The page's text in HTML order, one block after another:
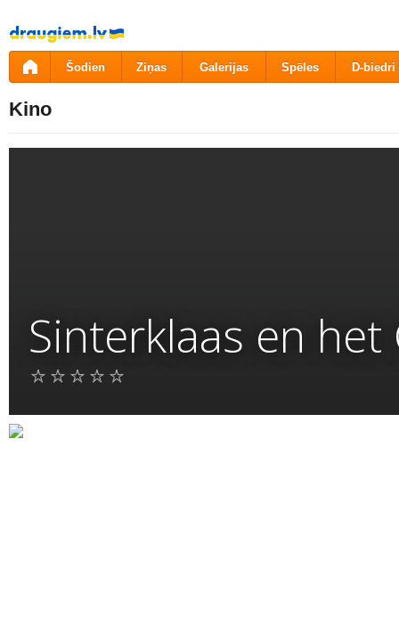
Pāriet
uz
saturu
Šodien Ziņas Galerijas Spēles D-biedri
Kino
Sinterklaas en